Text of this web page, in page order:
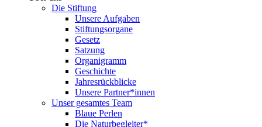
Die Stiftung
Unsere Aufgaben
Stiftungsorgane
Gesetz
Satzung
Organigramm
Geschichte
Jahresrückblicke
Unsere Partner*innen
Unser gesamtes Team
Blaue Perlen
Die Naturbegleiter*